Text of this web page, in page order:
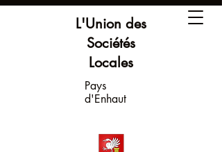
L'Union des
Sociétés
Locales
Pays
d'Enhaut